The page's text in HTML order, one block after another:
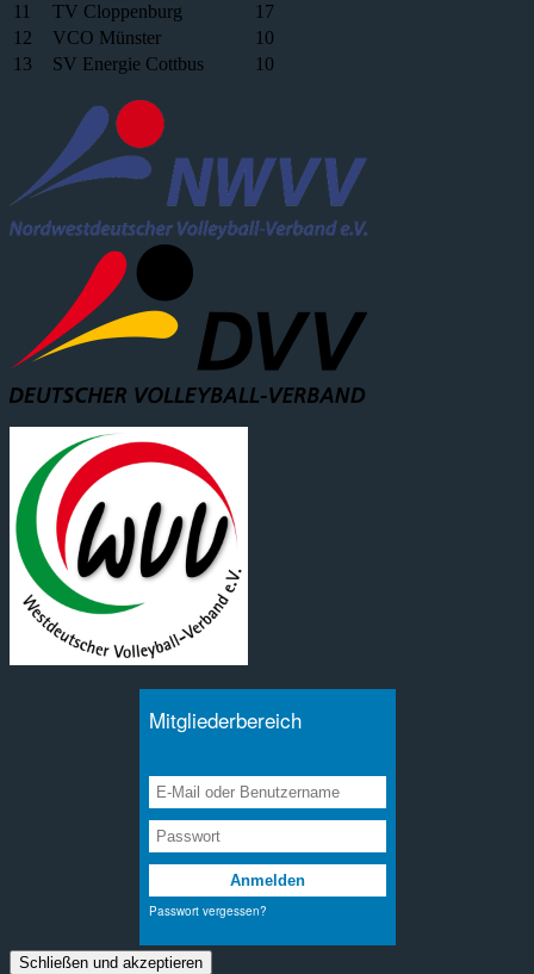
11
TV Cloppenburg
17
12
VCO Münster
10
13
SV Energie Cottbus 10